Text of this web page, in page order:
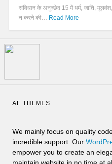
संविधान के अनुच्छेद 15 में धर्म, जाति,
न करने की… Read More
AF THEMES
We mainly focus on quality
incredible support. Our
empower you to create an